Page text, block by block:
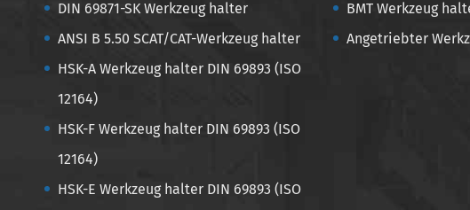
DIN 69871-SK Werkzeug halter
ANSI B 5.50 SCAT/CAT-Werkzeug halter
HSK-A Werkzeug halter DIN 69893 (ISO
12164)
HSK-F Werkzeug halter DIN 69893 (ISO
12164)
HSK-E Werkzeug halter DIN 69893 (ISO
BMT Werkzeug
Angetriebter